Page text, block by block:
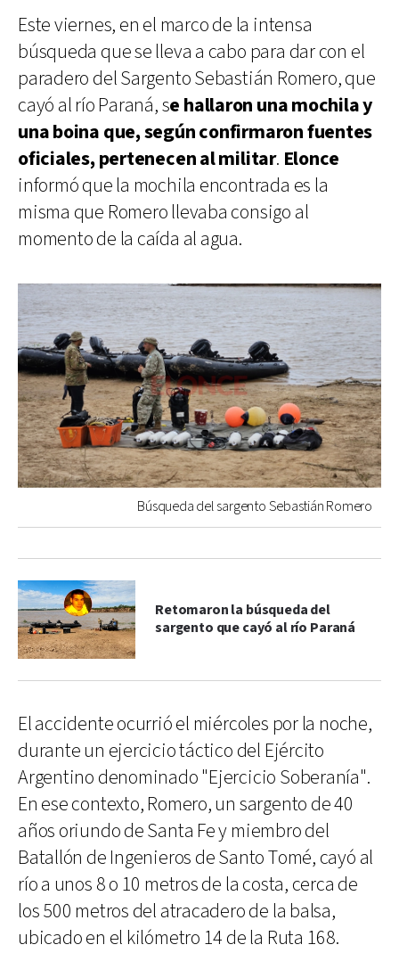
Este viernes, en el marco de la intensa
búsqueda que se lleva a cabo para dar con el
paradero del Sargento Sebastián Romero, que
cayó al río Paraná, se hallaron una mochila y
una boina que, según confirmaron fuentes
oficiales, pertenecen al militar. Elonce
informó que la mochila encontrada es la
misma que Romero llevaba consigo al
momento de la caída al agua.
Búsqueda del sargento Sebastián Romero
Retomaron la búsqueda del
sargento que cayó al río Paraná
El accidente ocurrió el miércoles por la noche,
durante un ejercicio táctico del Ejército
Argentino denominado "Ejercicio Soberanía".
En ese contexto, Romero, un sargento de 40
años oriundo de Santa Fe y miembro del
Batallón de Ingenieros de Santo Tomé, cayó al
río a unos 8 o 10 metros de la costa, cerca de
los 500 metros del atracadero de la balsa,
ubicado en el kilómetro 14 de la Ruta 168.